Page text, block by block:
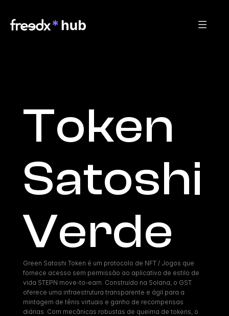
Token
Satoshi
Verde
Green Satoshi Token é um protocolo de NFT / Jogos que
fornece acesso sem permissão ao aplicativo de estilo de
vida STEPN move-to-earn. Construído na Solana, o GST
oferece uma infraestrutura transparente e ágil para a
mintagem de tênis virtuais e ganho de recompensas
diárias. Com mecânicas robustas de queima de tokens, o